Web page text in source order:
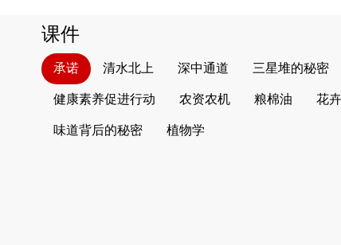
课件
承诺 清水北上 深中通道 三星堆的秘密
健康素养促进行动 农资农机 粮棉油 花
味道背后的秘密 植物学